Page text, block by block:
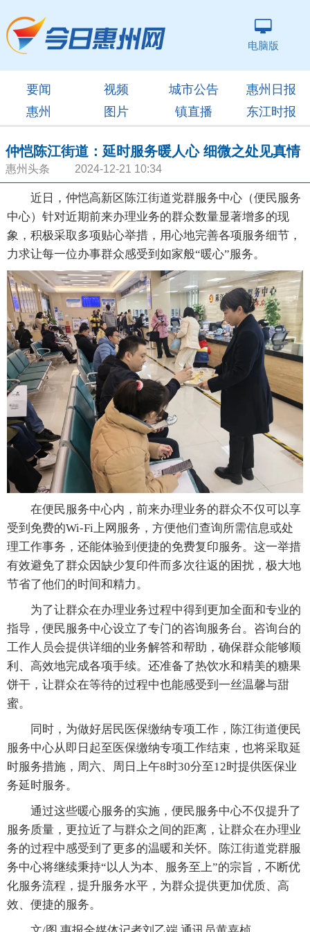
电脑版
要闻 视频 城市公告
惠州日报
惠州
图片 镇直播 东江时报
仲恺陈江街道：延时服务暖人心 细微之处见真情
惠州头条 2024-12-21 10:34
近日，仲恺高新区陈江街道党群服务中心（便民服务
中心）针对近期前来办理业务的群众数量显著增多的现
象，积极采取多项贴心举措，用心地完善各项服务细节，
力求让每一位办事群众感受到如家般“暖心”服务。
在便民服务中心内，前来办理业务的群众不仅可以享
受到免费的Wi-Fi上网服务，方便他们查询所需信息或处
理工作事务，还能体验到便捷的免费复印服务。这一举措
有效避免了群众因缺少复印件而多次往返的困扰，极大地
节省了他们的时间和精力。
为了让群众在办理业务过程中得到更加全面和专业的
指导，便民服务中心设立了专门的咨询服务台。咨询台的
工作人员会提供详细的业务解答和帮助，确保群众能够顺
利、高效地完成各项手续。还准备了热饮水和精美的糖果
饼干，让群众在等待的过程中也能感受到一丝温馨与甜
蜜。
同时，为做好居民医保缴纳专项工作，陈江街道便民
服务中心从即日起至医保缴纳专项工作结束，也将采取延
时服务措施，周六、周日上午8时30分至12时提供医保业
务延时服务。
通过这些暖心服务的实施，便民服务中心不仅提升了
服务质量，更拉近了与群众之间的距离，让群众在办理业
务的过程中感受到了更多的温暖和关怀。陈江街道党群服
务中心将继续秉持“以人为本、服务至上”的宗旨，不断优
化服务流程，提升服务水平，为群众提供更加优质、高
效、便捷的服务。